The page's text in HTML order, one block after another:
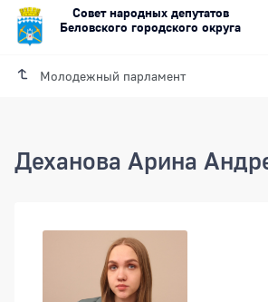
Совет народных депутатов
Беловского городского округа
Молодежный парламент
Деханова Арина